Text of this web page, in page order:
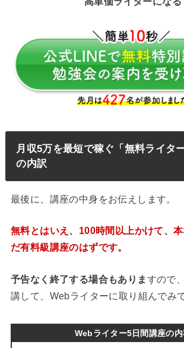
月収5万を最短で稼ぐ「無料ライタ
の内訳
最後に、講座の中身をお伝えします。
無料とはいえ、100時間以上かけて、
だ有料級講座のはずです。
予告なく終了する場合もありま すので
講して、Webライターに取り組んでみ
Webライター5日間講座の